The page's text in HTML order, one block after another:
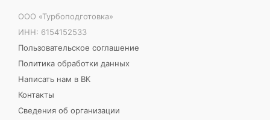
ООО «Турбоподготовка»
ИНН: 6154152533
Пользовательское соглашение
Политика обработки данных
Написать нам в ВК
Контакты
Сведения об организации